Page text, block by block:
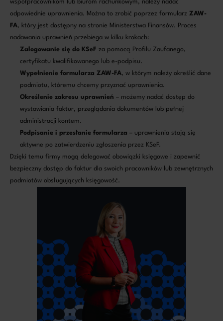
współpracownikom lub biurom rachunkowym, należy nadać
odpowiednie uprawnienia. Można to zrobić poprzez formularz ZAW-
FA, który jest dostępny na stronie Ministerstwa Finansów. Proces
nadawania uprawnień przebiega w kilku krokach:
Zalogowanie się do KSeF za pomocą Profilu Zaufanego,
certyfikatu kwalifikowanego lub e-podpisu.
Wypełnienie formularza ZAW-FA, w którym należy określić dane
podmiotu, któremu chcemy przyznać uprawnienia.
Określenie zakresu uprawnień – możemy nadać dostęp do
wystawiania faktur, przeglądania dokumentów lub pełnej
administracji kontem.
Podpisanie i przesłanie formularza – uprawnienia stają się
aktywne po zatwierdzeniu zgłoszenia przez KSeF.
Dzięki temu firmy mogą delegować obowiązki księgowe i zapewnić
bezpieczny dostęp do faktur dla swoich pracowników lub zewnętrznych
podmiotów obsługujących księgowość.